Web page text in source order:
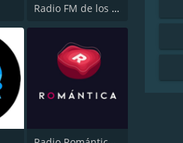
Radio FM de los Recuerdos